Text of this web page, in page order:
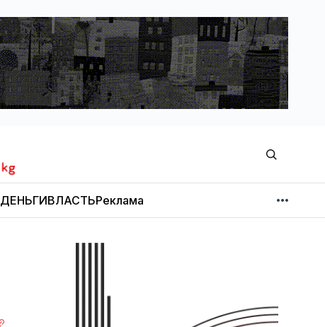
ДЕНЬГИВЛАСТЬРеклама
МНЕНИЕ